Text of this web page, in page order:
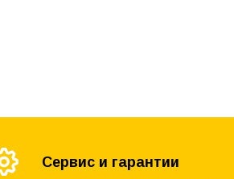
Сервис и гарантии